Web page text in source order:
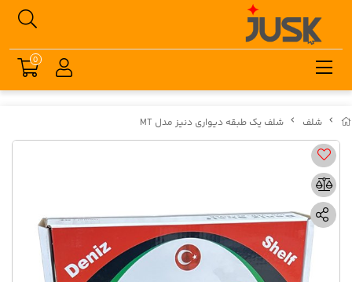
شلف شلف یک طبقه دیواری دنیز مدل MT
0